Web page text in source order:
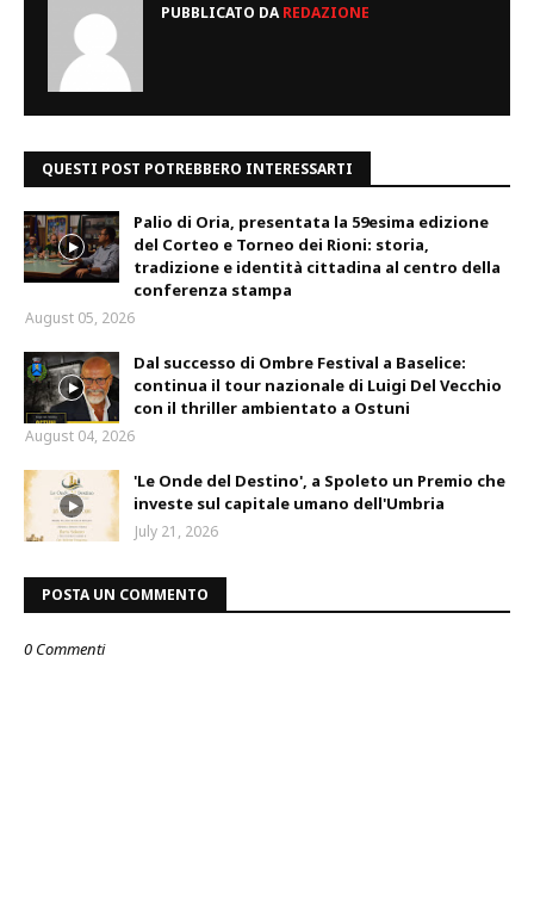
PUBBLICATO DAREDAZIONE
QUESTI POST POTREBBERO INTERESSARTI
Palio di Oria, presentata la 59esima edizione
del Corteo e Torneo dei Rioni: storia,
tradizione e identità cittadina al centro della
conferenza stampa
August 05, 2026
Dal successo di Ombre Festival a Baselice:
continua il tour nazionale di Luigi Del Vecchio
con il thriller ambientato a Ostuni
August 04, 2026
'Le Onde del Destino', a Spoleto un Premio che
investe sul capitale umano dell'Umbria
July 21, 2026
POSTA UN COMMENTO
0 Commenti